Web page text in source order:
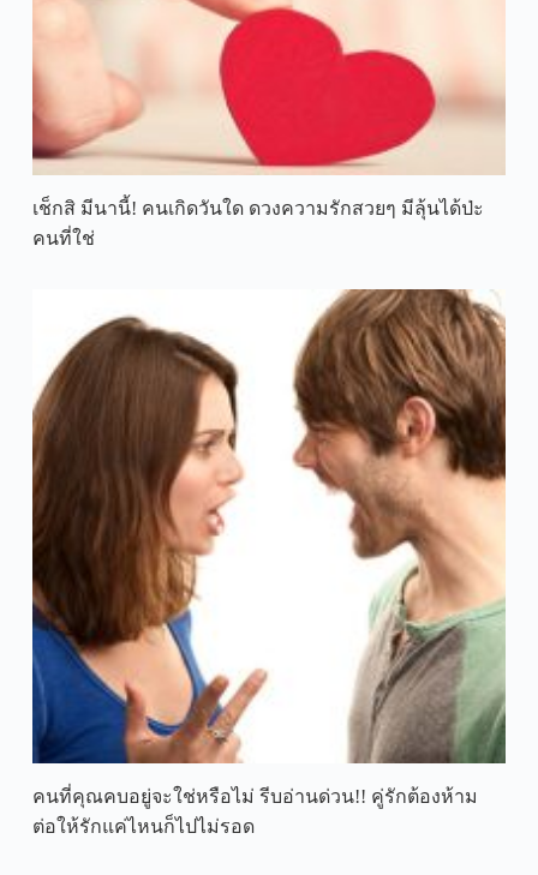
เช็กสิ มีนานี้! คนเกิดวันใด ดวงความรักสวยๆ มีลุ้นได้ป่ะ
คนที่ใช่
คนที่คุณคบอยู่จะใช่หรือไม่ รีบอ่านด่วน!! คู่รักต้องห้าม
ต่อให้รักแค่ไหนก็ไปไม่รอด